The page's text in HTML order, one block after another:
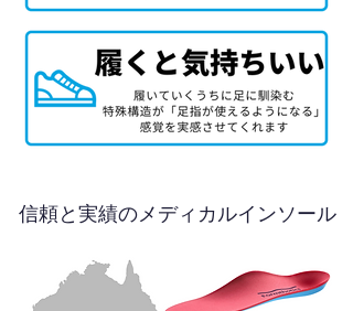
信頼と実績のメディカルインソール